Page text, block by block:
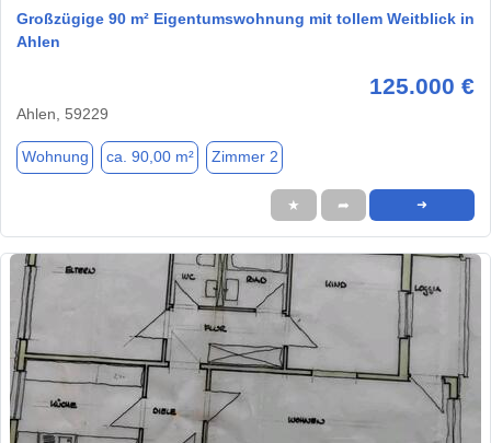
Großzügige 90 m² Eigentumswohnung mit tollem Weitblick in
Ahlen
125.000 €
Ahlen, 59229
Wohnung ca. 90,00 m² Zimmer 2
★ ➦ ➜